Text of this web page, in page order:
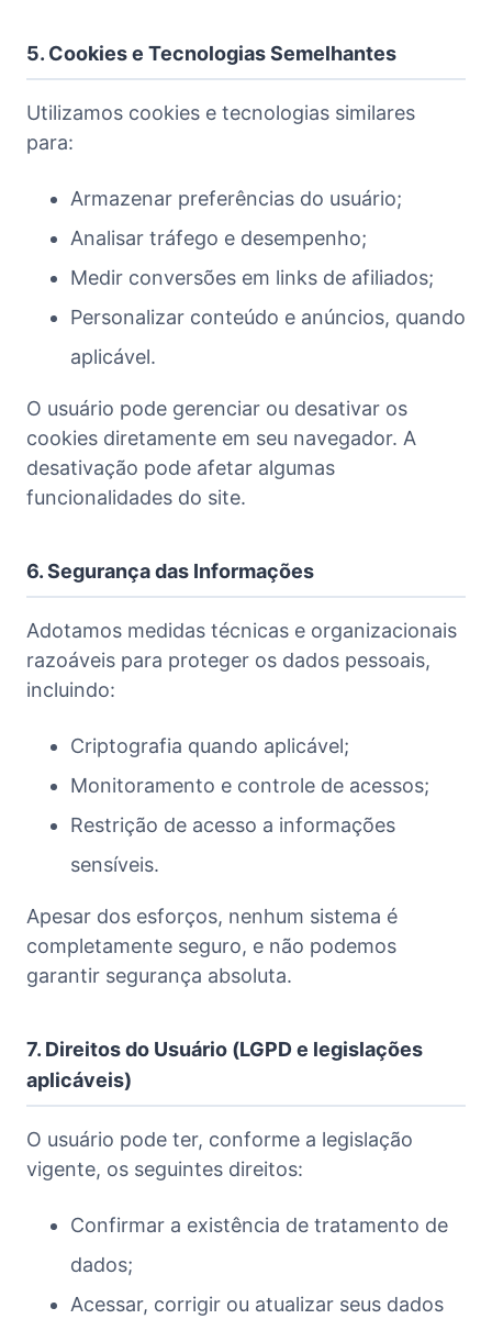
5. Cookies e Tecnologias Semelhantes
Utilizamos cookies e tecnologias similares
para:
Armazenar preferências do usuário;
Analisar tráfego e desempenho;
Medir conversões em links de afiliados;
Personalizar conteúdo e anúncios, quando
aplicável.
O usuário pode gerenciar ou desativar os
cookies diretamente em seu navegador. A
desativação pode afetar algumas
funcionalidades do site.
6. Segurança das Informações
Adotamos medidas técnicas e organizacionais
razoáveis para proteger os dados pessoais,
incluindo:
Criptografia quando aplicável;
Monitoramento e controle de acessos;
Restrição de acesso a informações
sensíveis.
Apesar dos esforços, nenhum sistema é
completamente seguro, e não podemos
garantir segurança absoluta.
7. Direitos do Usuário (LGPD e legislações
aplicáveis)
O usuário pode ter, conforme a legislação
vigente, os seguintes direitos:
Confirmar a existência de tratamento de
dados;
Acessar, corrigir ou atualizar seus dados